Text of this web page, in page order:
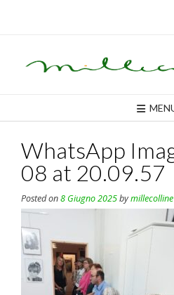
WhatsApp
08 at 20.09.57
Posted on8 Giugno 2025bymillecolline